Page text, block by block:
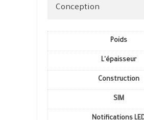
Conception
Poids
L'épaisseur
Construction
SIM